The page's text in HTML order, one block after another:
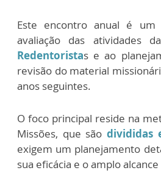
Este encontro anual é um
avaliação das atividades
Redentoristas e ao
revisão do material
anos seguintes.
O foco principal reside na
Missões, que sãodivididas
exigem um planejamento
sua eficácia e o amplo